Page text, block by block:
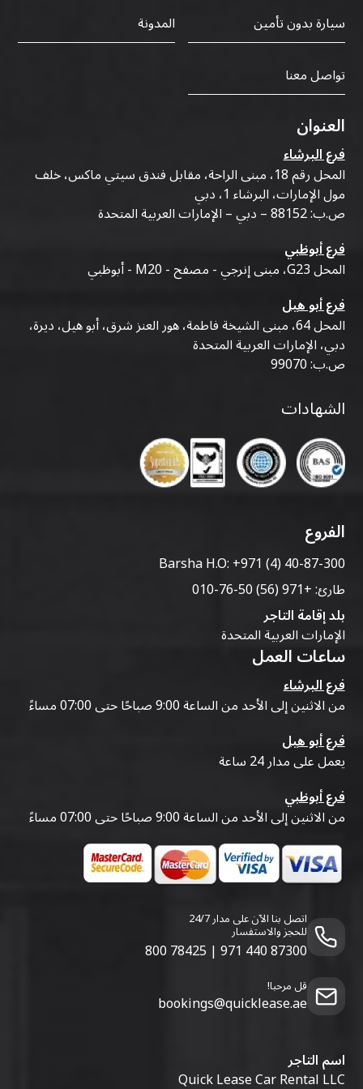
خلال إقامتك، فغالبًا ما يوفر استئجار سيارة مزيدًا من
الراحة والمرونة.
تعد السيارات الاقتصادية مثالية للأزواج والمسافرين
الفرديين، بينما تناسب سيارات الدفع الرباعي
والزوار الذين يحملون أمتعة إضافية
٦. هل يمكنني استئجار سيارة في
فقط؟
نعم. تقدم معظم شركات التأجير خيارات تأجير يومية
وأسبوعية وشهرية لتناسب خطط السفر المختلفة
٧. هل ترتبط
نعم. توفرالكرامة وصولاً سهلاً إلى شارع الشيخ زايد
والطرق الرئيسية الأخرى، مما يجعل الوصول إلى معظم
مناطق دبي أمرًا مريحًا
٨. ما الذي يجب أن أبحث عنه عند اختيار شركة تأجير
سيارات فيالكرامة؟
اختر مزودًا يقدم أسعارًا شفافة، وفترات تأجير مرنة،
ومركبات مصانة جيدًا، وخدمة عملاء سريعة الاستجابة،
ومجموعة واسعة من السيارات لتلبية احتياجات
سفرك.
سيارة بدون تأمين
المدونة
تواصل معنا
العنوان
فرع البرشاء
المحل رقم 18، مبنى الراحة، مقابل فندق سيتي ماكس، خلف
مول الإمارات، البرشاء 1، دبي
ص.ب: 88152 – دبي – الإمارات العربية المتحدة
فرع أبوظبي
المحل G23، مبنى إنرجي - مصفح - M20 - أبوظبي
فرع أبو هيل
المحل 64، مبنى الشيخة فاطمة، هور العنز شرق، أبو هيل، ديرة،
دبي، الإمارات العربية المتحدة
ص.ب: 99070
الشهادات
الفروع
Barsha H.O:+971 (4) 40-87-300
طارئ:+971 (56) 50-76-010
بلد إقامة التاجر
الإمارات العربية المتحدة
ساعات العمل
فرع البرشاء
من الاثنين إلى الأحد من الساعة 9:00 صباحًا حتى 07:00 مساءً
فرع أبو هيل
يعمل على مدار 24 ساعة
فرع أبوظبي
من الاثنين إلى الأحد من الساعة 9:00 صباحًا حتى 07:00 مساءً
اتصل بنا الآن على مدار 24/7
للحجز والاستفسار
800 78425 | 971 440 87300
قل مرحبا!
bookings@quicklease.ae
اسم التاجر
Quick Lease Car Rental LLC